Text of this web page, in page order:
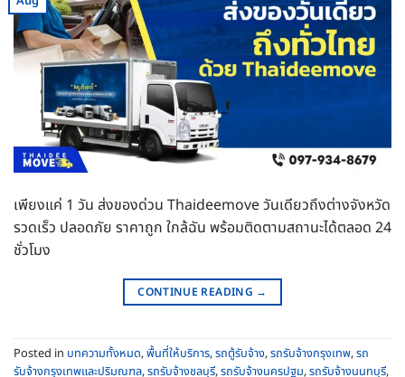
เพียงแค่ 1 วัน ส่งของด่วน Thaideemove วันเดียวถึงต่างจังหวัด
รวดเร็ว ปลอดภัย ราคาถูก ใกล้ฉัน พร้อมติดตามสถานะได้ตลอด 24
ชั่วโมง
CONTINUE READING →
Posted in บทความทั้งหมด,พื้นที่ให้บริการ,รถตู้รับจ้าง,รถรับจ้างกรุงเทพ,รถ
รับจ้างกรุงเทพและปริมณฑล,รถรับจ้างชลบุรี,รถรับจ้างนครปฐม,รถรับจ้างนนทบุรี,